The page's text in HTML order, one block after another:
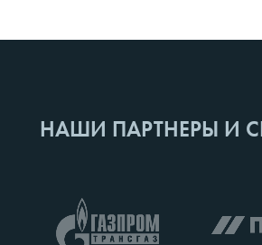
НАШИ ПАРТНЕРЫ И